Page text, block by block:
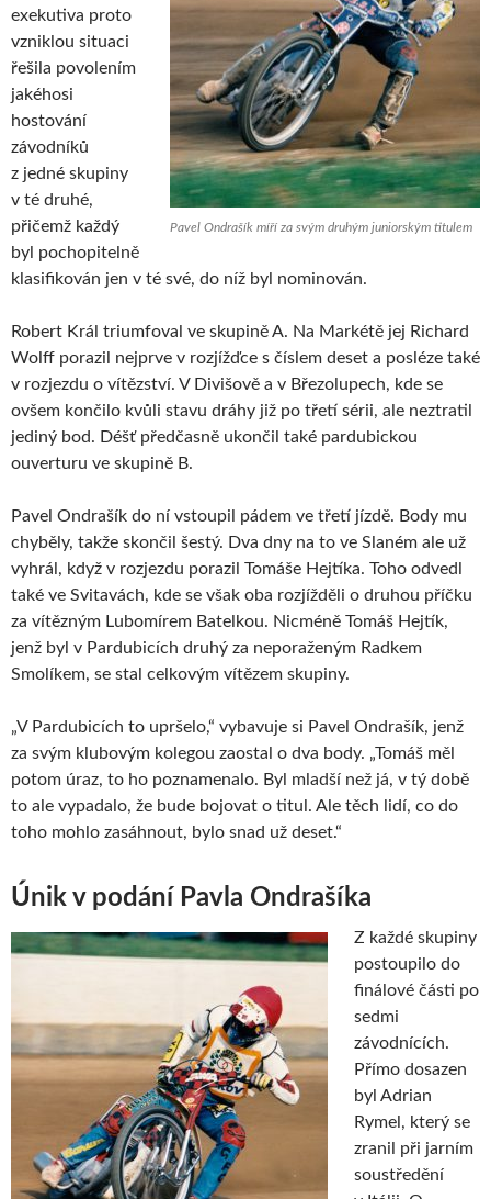
Pavel Ondrašík míří za svým druhým juniorským titulem
exekutiva proto
vzniklou situaci
řešila povolením
jakéhosi
hostování
závodníků
z jedné skupiny
v té druhé,
přičemž každý
byl pochopitelně
klasifikován jen v té své, do níž byl nominován.
Robert Král triumfoval ve skupině A. Na Markétě jej Richard
Wolff porazil nejprve v rozjížďce s číslem deset a posléze také
v rozjezdu o vítězství. V Divišově a v Březolupech, kde se
ovšem končilo kvůli stavu dráhy již po třetí sérii, ale neztratil
jediný bod. Déšť předčasně ukončil také pardubickou
ouverturu ve skupině B.
Pavel Ondrašík do ní vstoupil pádem ve třetí jízdě. Body mu
chyběly, takže skončil šestý. Dva dny na to ve Slaném ale už
vyhrál, když v rozjezdu porazil Tomáše Hejtíka. Toho odvedl
také ve Svitavách, kde se však oba rozjížděli o druhou příčku
za vítězným Lubomírem Batelkou. Nicméně Tomáš Hejtík,
jenž byl v Pardubicích druhý za neporaženým Radkem
Smolíkem, se stal celkovým vítězem skupiny.
„V Pardubicích to upršelo,“ vybavuje si Pavel Ondrašík, jenž
za svým klubovým kolegou zaostal o dva body. „Tomáš měl
potom úraz, to ho poznamenalo. Byl mladší než já, v tý době
to ale vypadalo, že bude bojovat o titul. Ale těch lidí, co do
toho mohlo zasáhnout, bylo snad už deset.“
Únik v podání Pavla Ondrašíka
Z každé skupiny
postoupilo do
finálové části po
sedmi
závodnících.
Přímo dosazen
byl Adrian
Rymel, který se
zranil při jarním
soustředění